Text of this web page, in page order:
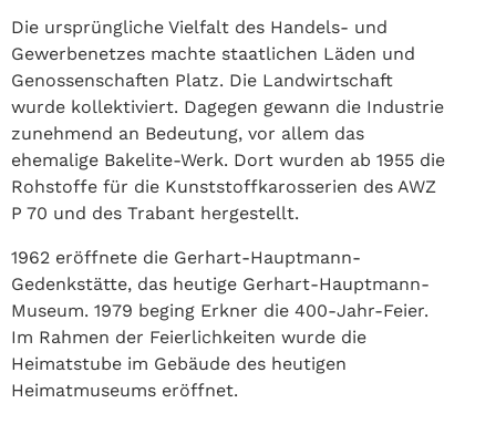
Die ursprüngliche Vielfalt des Handels- und
Gewerbenetzes machte staatlichen Läden und
Genossenschaften Platz. Die Landwirtschaft
wurde kollektiviert. Dagegen gewann die Industrie
zunehmend an Bedeutung, vor allem das
ehemalige Bakelite-Werk. Dort wurden ab 1955 die
Rohstoffe für die Kunststoffkarosserien des AWZ
P 70 und des Trabant hergestellt.
1962 eröffnete die Gerhart-Hauptmann-
Gedenkstätte, das heutige Gerhart-Hauptmann-
Museum. 1979 beging Erkner die 400-Jahr-Feier.
Im Rahmen der Feierlichkeiten wurde die
Heimatstube im Gebäude des heutigen
Heimatmuseums eröffnet.